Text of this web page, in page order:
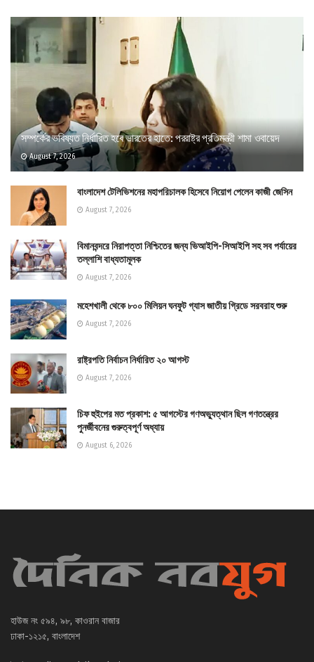
সম্পর্কের ভবিষ্যত নির্ধারিত হবে ভারতের হাতে: পররাষ্ট্র প্রতিমন্ত্রী শামা ওবায়েদ
August 7, 2026
বাংলাদেশ টেলিভিশনের মহাপরিচালক হিসেবে নিয়োগ পেলেন কাজী জেসিন
August 7, 2026
বিমানবন্দরে নিরাপত্তা নিশ্চিতের জন্য ভিআইপি-সিআইপি সহ সব পর্যায়ের
তল্লাশি বাধ্যতামূলক
August 7, 2026
মহেশখালী থেকে ৮০০ মিলিয়ন ঘনফুট গ্যাস জাতীয় গ্রিডে সরবরাহ শুরু
August 7, 2026
রাষ্ট্রপতি নির্বাচন নির্ধারিত ২০ আগস্ট
August 7, 2026
চিফ হুইপের মত প্রকাশ: ৫ আগস্টের গণঅভ্যুত্থান ছিল গণতন্ত্রের
পুনর্জীবনের গুরুত্বপূর্ণ অধ্যায়
August 6, 2026
হাউজ নং ৫৯৪, ৯৮, কাওরান বাজার
ঢাকা-১২১৫, বাংলাদেশ